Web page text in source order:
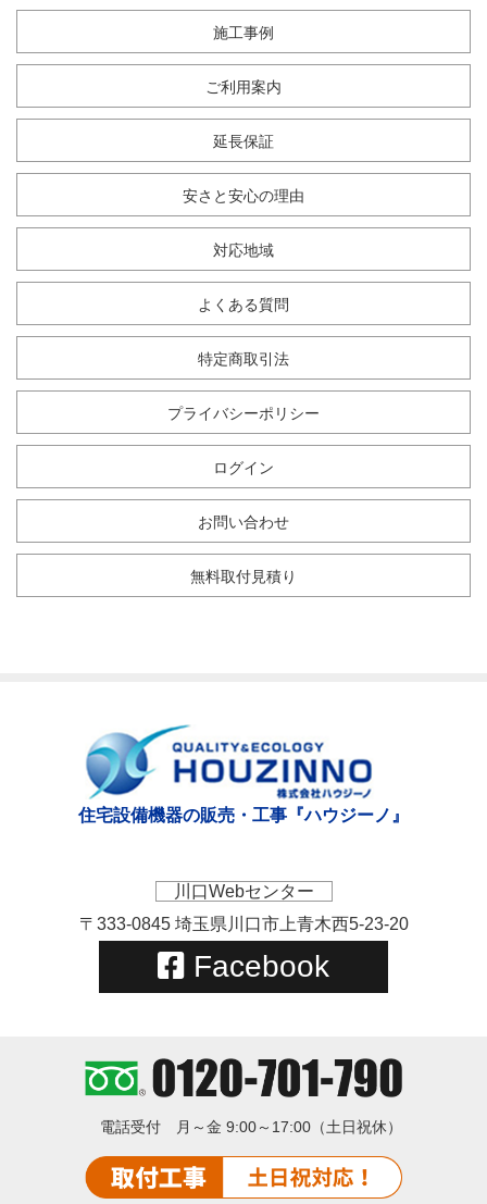
施工事例
ご利用案内
延長保証
安さと安心の理由
対応地域
よくある質問
特定商取引法
プライバシーポリシー
ログイン
お問い合わせ
無料取付見積り
住宅設備機器の販売・工事『ハウジーノ』
川口Webセンター
〒333-0845 埼玉県川口市上青木西5-23-20
Facebook
電話受付 月～金 9:00～17:00（土日祝休）